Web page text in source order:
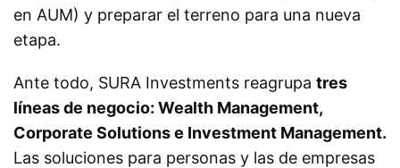
en AUM) y preparar el terreno para una nueva
etapa.
Ante todo, SURA Investments reagrupa tres
líneas de negocio: Wealth Management,
Corporate Solutions e Investment Management.
Las soluciones para personas y las de empresas